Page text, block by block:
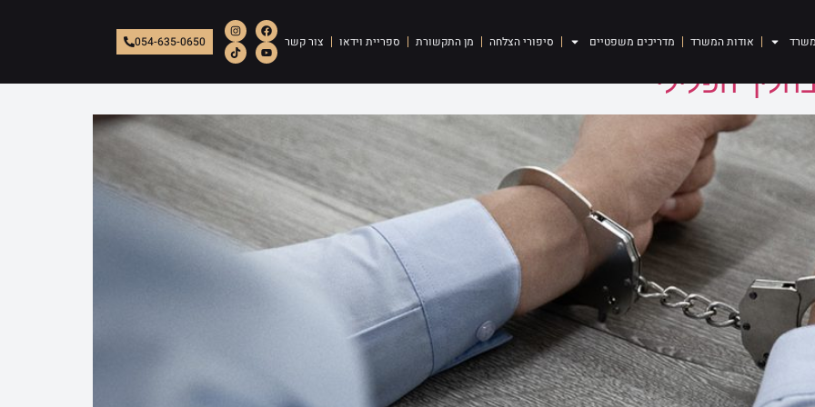
אודות המשרד מדריכים משפטיים סיפורי הצלחה מן התקשורת ספריית וידאו צור קשר 054-635-0650
הפלילי